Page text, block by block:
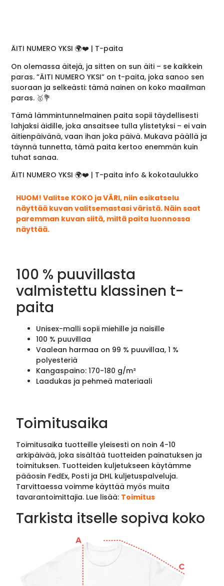
ÄITI NUMERO YKSI 🌍❤️ | T-paita
On olemassa äitejä, ja sitten on sun äiti – se kaikkein
paras. ”ÄITI NUMERO YKSI” on t-paita, joka sanoo sen
suoraan ja selkeästi: tämä nainen on koko maailman
paras. 🥇💐
Tämä lämmintunnelmainen paita sopii täydellisesti
lahjaksi äidille, joka ansaitsee tulla ylistetyksi – ei vain
äitienpäivänä, vaan ihan joka päivä. Mukava päällä ja
täynnä tunnetta, tämä paita kertoo enemmän kuin
tuhat sanaa.
ÄITI NUMERO YKSI 🌍❤️ | T-paita info & kokotaulukko
HUOM! Valitse KOKO ja VÄRI, niin esikatselu
näyttää kuvan valitsemastasi väristä. Näin saat
paremman kuvan siitä, miltä paita luonnossa
näyttää.
100 % puuvillasta
valmistettu klassinen t-
paita
Unisex-malli sopii miehille ja naisille
100 % puuvillaa
Vaalean harmaa on 99 % puuvillaa, 1 %
polyesteriä
Kangaspaino: 170-180 g/m²
Laadukas ja pehmeä materiaali
Toimitusaika
Toimitusaika tuotteille yleisesti on noin 4-10
arkipäivää, joka sisältää tuotteiden painatuksen ja
toimituksen. Tuotteiden kuljetukseen käytämme
pääosin FedEx, Posti ja DHL kuljetuspalveluja.
Tarvittaessa voimme käyttää myös muita
tavarantoimittajia. Lue lisää: Toimitus
Tarkista itselle sopiva koko